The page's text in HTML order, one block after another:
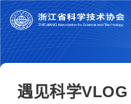
遇见科学